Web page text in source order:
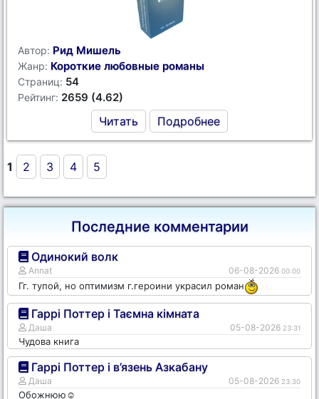
Автор: Рид Мишель
Жанр: Короткие любовные романы
Страниц: 54
Рейтинг: 2659 (4.62)
Читать Подробнее
1 2 3 4 5
Последние комментарии
Одинокий волк
Annat 06-08-2026 00:00
Гг. тупой, но оптимизм г.героини украсил роман
Гаррі Поттер і Таємна кімната
Даша 05-08-2026 23:31
Чудова книга
Гаррі Поттер і в’язень Азкабану
Даша 05-08-2026 23:30
Обожнюю☺️